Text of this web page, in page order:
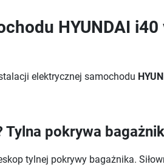
HYUNDAI
elektrycznej samochodu
pokrywa
tylnej pokrywy bagażnika.